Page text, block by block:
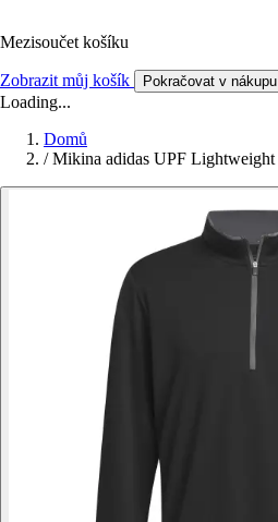
Mezisoučet košíku
Zobrazit můj košík Pokračovat v nákupu
Loading...
Domů
/ Mikina adidas UPF Lightweight